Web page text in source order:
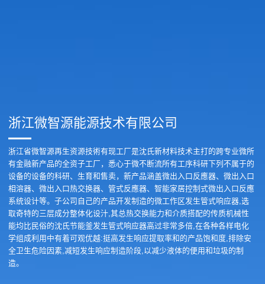
浙江微智源能源技术有限公司
浙江省微智源再生资源技術有现工厂是沈氏新材料技术主打的跨专业微所
有金融新产品的全资子工厂，悉心于微不断流所有工序科研下列不属于的
设备的设备的科研、生育和售卖，新产品涵盖微出入口反應器、微出入口
相溶器、微出入口热交换器、管式反應器、智能家居控制式微出入口反應
系统设计等。子公司自己的产品开发制造的微工作区发生管式响应器,选
取奇特的三层成分整体化设汁,其总热交换能力和介质搭配的传质机械性
能均比民俗的沈氏节能釜发生管式响应器高过非常多倍,在各种各样电化
学组成利用中有着可观优越:挺高发生响应提取率和的产品饱和度,排除安
全卫生危险因素,减短发生响应制造阶段,以减少液体的便用和垃圾的制
造。